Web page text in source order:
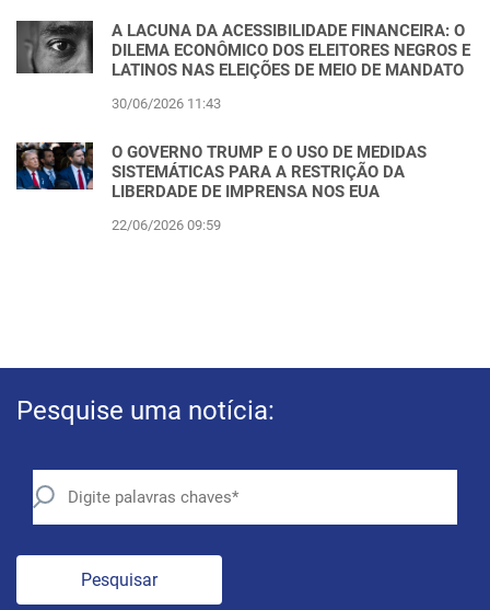
A LACUNA DA ACESSIBILIDADE FINANCEIRA: O
DILEMA ECONÔMICO DOS ELEITORES NEGROS E
LATINOS NAS ELEIÇÕES DE MEIO DE MANDATO
30/06/2026 11:43
O GOVERNO TRUMP E O USO DE MEDIDAS
SISTEMÁTICAS PARA A RESTRIÇÃO DA
LIBERDADE DE IMPRENSA NOS EUA
22/06/2026 09:59
Pesquise uma notícia:
Pesquisar